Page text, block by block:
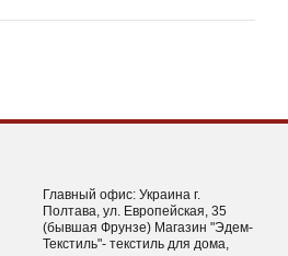
Главный офис: Украина г.
Полтава, ул. Европейская, 35
(бывшая Фрунзе) Магазин "Эдем-
Текстиль"- текстиль для дома,